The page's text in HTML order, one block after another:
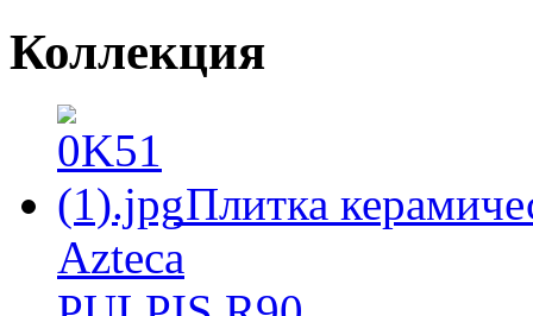
Коллекция
Плитка
Azteca